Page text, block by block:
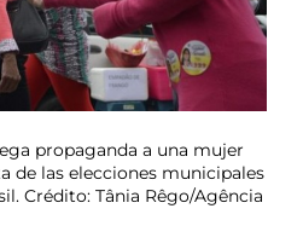
propaganda a una mujer
de las elecciones municipales
Crédito: Tânia Rêgo/Agência